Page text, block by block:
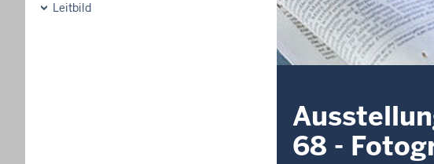
Leitbild
68 -